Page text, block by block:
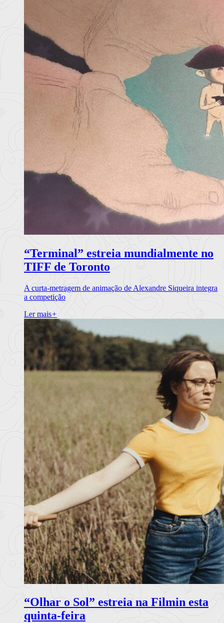
“Terminal” estreia mundialmente no
TIFF de Toronto
A curta-metragem de animação de Alexandre Siqueira integra
a competição
Ler mais+
“Olhar o Sol” estreia na Filmin esta
quinta-feira